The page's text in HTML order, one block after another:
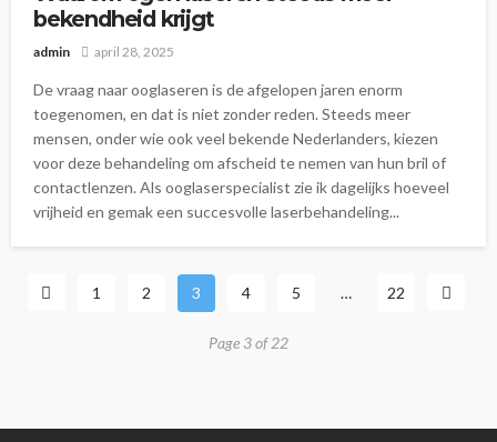
bekendheid krijgt
admin april 28, 2025
De vraag naar ooglaseren is de afgelopen jaren enorm
toegenomen, en dat is niet zonder reden. Steeds meer
mensen, onder wie ook veel bekende Nederlanders, kiezen
voor deze behandeling om afscheid te nemen van hun bril of
contactlenzen. Als ooglaserspecialist zie ik dagelijks hoeveel
vrijheid en gemak een succesvolle laserbehandeling...
1 2 3 4 5 … 22
Page 3 of 22